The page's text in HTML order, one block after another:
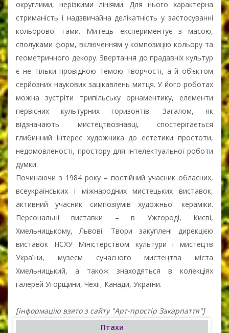
округлими, нерізкими лініями. Для нього характерна
стриманість і надзвичайна делікатність у застосуванні
кольорової гами. Митець експериментує з масою,
сполуками форм, включенням у композицію кольору та
геометричного декору. Звертання до прадавніх культур
є не тільки провідною темою творчості, а й об’єктом
серйозних наукових зацікавлень митця. У його роботах
можна зустріти трипільську орнаментику, елементи
первісних культурних горизонтів. Загалом, як
відзначають мистецтвознавці, спостерігається
глибинний інтерес художника до естетики простоти,
недомовленості, простору для інтелектуальної роботи
думки.
Починаючи з 1984 року – постійний учасник обласних,
всеукраїнських і міжнародних мистецьких виставок,
активний учасник симпозіумів художньої кераміки.
Персональні виставки – в Ужгороді, Києві,
Хмельницькому, Львові. Твори закуплені дирекцією
виставок НСХУ Міністерством культури і мистецтв
України, музеєм сучасного мистецтва міста
Хмельницький, а також знаходяться в колекціях
галерей Угорщини, Чехії, Канади, України.
[інформацію взято з сайту "Арт-простір Закарпаття"]
Птахи